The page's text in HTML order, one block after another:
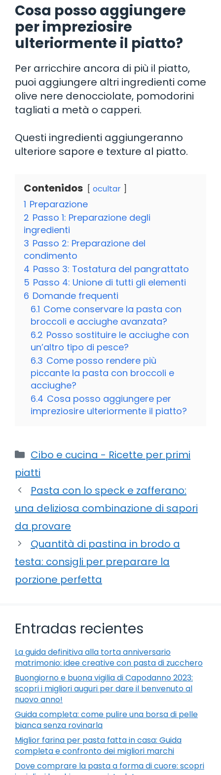
Cosa posso aggiungere
per impreziosire
ulteriormente il piatto?
Per arricchire ancora di più il piatto,
puoi aggiungere altri ingredienti come
olive nere denocciolate, pomodorini
tagliati a metà o capperi.
Questi ingredienti aggiungeranno
ulteriore sapore e texture al piatto.
Contenidos ocultar
1 Preparazione
2 Passo 1: Preparazione degli
ingredienti
3 Passo 2: Preparazione del
condimento
4 Passo 3: Tostatura del pangrattato
5 Passo 4: Unione di tutti gli elementi
6 Domande frequenti
6.1 Come conservare la pasta con
broccoli e acciughe avanzata?
6.2 Posso sostituire le acciughe con
un’altro tipo di pesce?
6.3 Come posso rendere più
piccante la pasta con broccoli e
acciughe?
6.4 Cosa posso aggiungere per
impreziosire ulteriormente il piatto?
Categorie
Cibo e cucina - Ricette per primi
piatti
Pasta con lo speck e zafferano:
una deliziosa combinazione di sapori
da provare
Quantità di pastina in brodo a
testa: consigli per preparare la
porzione perfetta
Entradas recientes
La guida definitiva alla torta anniversario
matrimonio: idee creative con pasta di zucchero
Buongiorno e buona vigilia di Capodanno 2023:
scopri i migliori auguri per dare il benvenuto al
nuovo anno!
Guida completa: come pulire una borsa di pelle
bianca senza rovinarla
Miglior farina per pasta fatta in casa: Guida
completa e confronto dei migliori marchi
Dove comprare la pasta a forma di cuore: scopri